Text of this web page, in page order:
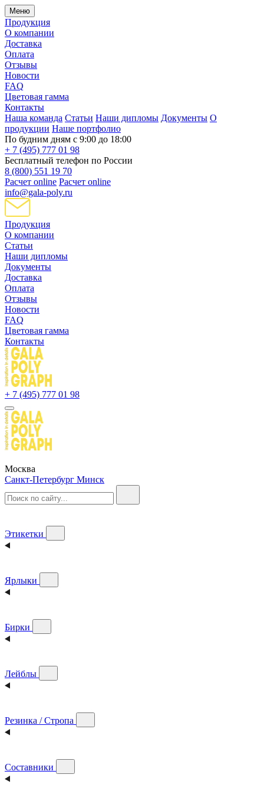
Меню
Продукция
О компании
Доставка
Оплата
Отзывы
Новости
FAQ
Цветовая гамма
Контакты
Наша команда Статьи Наши дипломы Документы О
продукции Наше портфолио
По будним дням с 9:00 до 18:00
+ 7 (495) 777 01 98
Бесплатный телефон по России
8 (800) 551 19 70
Расчет online Расчет online
info@gala-poly.ru
Продукция
О компании
Статьи
Наши дипломы
Документы
Доставка
Оплата
Отзывы
Новости
FAQ
Цветовая гамма
Контакты
+ 7 (495) 777 01 98
Москва
Санкт-Петербург Минск
Этикетки
Ярлыки
Бирки
Лейблы
Резинка / Стропа
Составники